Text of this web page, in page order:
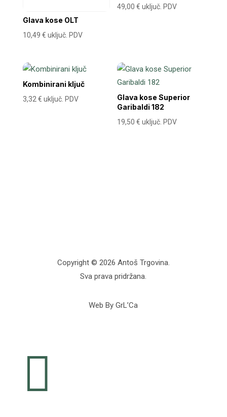
Glava kose OLT
10,49 € uključ. PDV
49,00€ uključ. PDV
Kombinirani ključ
3,32€ uključ. PDV
Glava kose Superior
Garibaldi 182
19,50€ uključ. PDV
Copyright © 2026 Antoš Trgovina.
Sva prava pridržana.
Web By GrL’Ca
